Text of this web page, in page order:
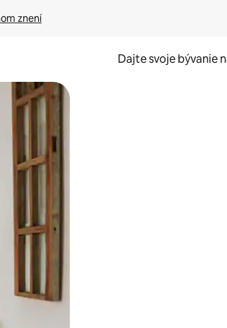
znení
Dajte svoje bývanie
pomocou dotykových gest či potiahnutia